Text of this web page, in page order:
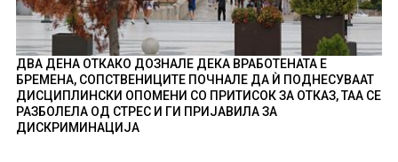
ДВА ДЕНА ОТКАКО ДОЗНАЛЕ ДЕКА ВРАБОТЕНАТА Е
БРЕМЕНА, СОПСТВЕНИЦИТЕ ПОЧНАЛЕ ДА Ѝ ПОДНЕСУВААТ
ДИСЦИПЛИНСКИ ОПОМЕНИ СО ПРИТИСОК ЗА ОТКАЗ, ТАА СЕ
РАЗБОЛЕЛА ОД СТРЕС И ГИ ПРИЈАВИЛА ЗА
ДИСКРИМИНАЦИЈА